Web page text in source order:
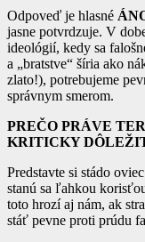
Odpoveď je hlasné
jasne potvrdzuje. V
ideológií, kedy sa
a „bratstve“ šíria ako
zlato!), potrebujeme
správnym smerom.
PREČO PRÁVE
KRITICKY
Predstavte si stádo
stanú sa ľahkou
toto hrozí aj nám, ak
stáť pevne proti prúdu